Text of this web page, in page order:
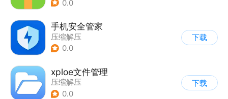
0.0
手机安全管家
压缩解压
0.0
下载
xploe文件管理
压缩解压
0.0
下载